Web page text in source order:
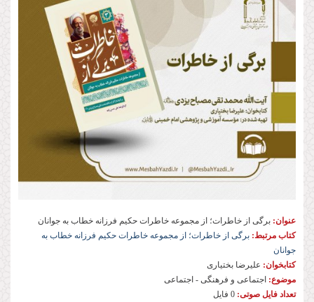
عنوان: برگی از خاطرات؛ از مجموعه خاطرات حکیم فرزانه خطاب به جوانان
کتاب مرتبط: برگی از خاطرات؛ از مجموعه خاطرات حکیم فرزانه خطاب به
جوانان
کتابخوان: علیرضا بختیاری
موضوع: اجتماعی و فرهنگی - اجتماعی
تعداد فایل صوتی: 0 فایل